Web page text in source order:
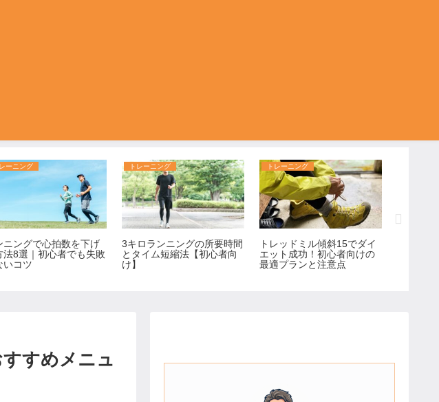
レーニング
ニングで心拍数を下げ
法8選｜初心者でも失敗
いコツ
トレーニング
3キロランニングの所要時間
とタイム短縮法【初心者向
け】
トレーニング
トレッドミル傾斜15でダイ
エット成功！初心者向けの
最適プランと注意点
すめメニュ